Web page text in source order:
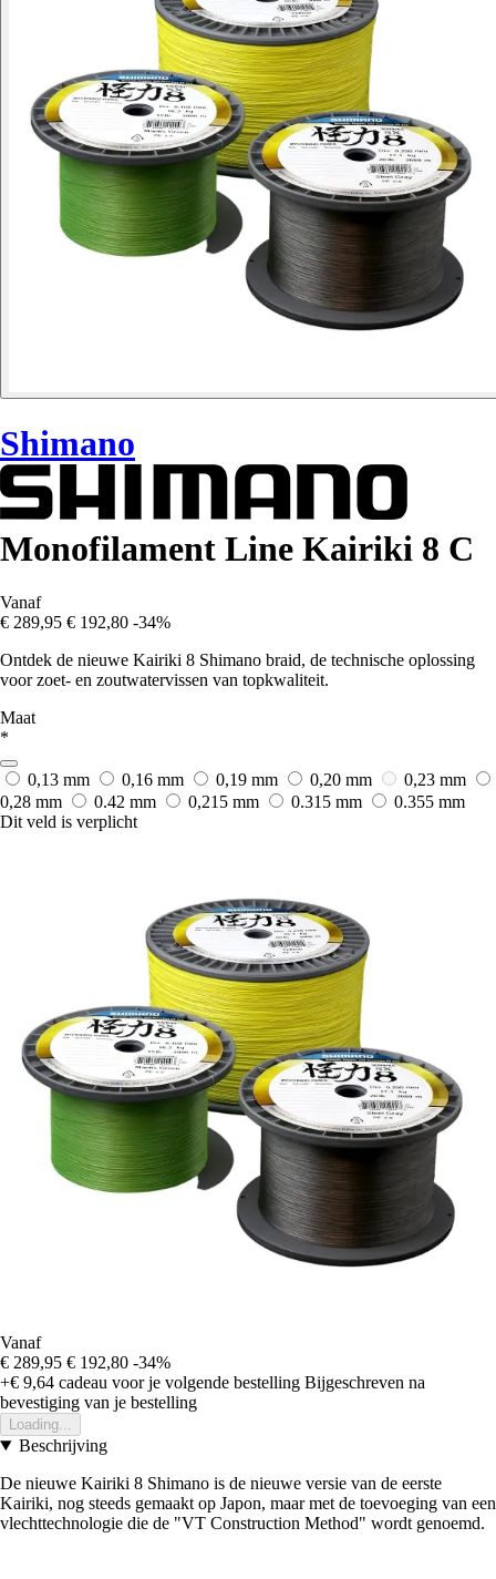
Shimano
Monofilament Line Kairiki 8 C
Vanaf
€ 289,95 € 192,80 -34%
Ontdek de nieuwe Kairiki 8 Shimano braid, de technische oplossing
voor zoet- en zoutwatervissen van topkwaliteit.
Maat
*
0,13 mm 0,16 mm 0,19 mm 0,20 mm
0,23 mm
0,28 mm
0.42 mm 0,215 mm 0.315 mm
0.355 mm
Dit veld is verplicht
Vanaf
€ 289,95 € 192,80 -34%
+€ 9,64 cadeau voor je volgende bestelling Bijgeschreven na
bevestiging van je bestelling
Loading...
Beschrijving
De nieuwe Kairiki 8 Shimano is de nieuwe versie van de eerste
Kairiki, nog steeds gemaakt op Japon, maar met de toevoeging van een
vlechttechnologie die de "VT Construction Method" wordt genoemd.